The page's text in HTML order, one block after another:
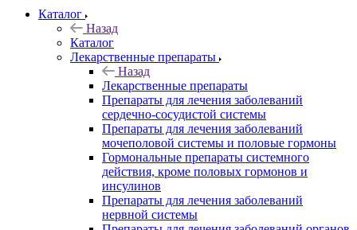
Каталог
Назад
Каталог
Лекарственные препараты
Назад
Лекарственные препараты
Препараты для лечения заболеваний
сердечно-сосудистой системы
Препараты для лечения заболеваний
мочеполовой системы и половые гормоны
Гормональные препараты системного
действия, кроме половых гормонов и
инсулинов
Препараты для лечения заболеваний
нервной системы